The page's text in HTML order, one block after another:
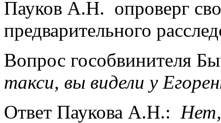
Пауков А.Н. опроверг
предварительного
Вопрос гособвинителя
такси, вы видели у
Ответ Паукова А.Н.: Нет,